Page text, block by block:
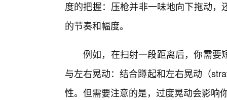
度的把握：压枪并非一味地向下拖动
的节奏和幅度。
例如，在扫射一段距离后，你需要
与左右晃动：结合蹲起和左右晃动（
性。但需要注意的是，过度晃动会影响